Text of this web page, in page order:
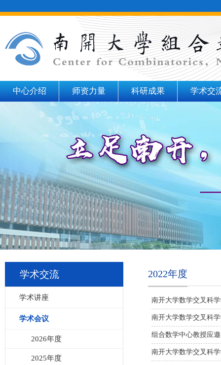
中心介绍 师资力量 科研成果 学术交
学术交流
学术讲座
学术会议
2026年度
2025年度
2022年度
南开大学数学交叉科
南开大学数学交叉科
组合数学中心教授应
南开大学数学交叉科